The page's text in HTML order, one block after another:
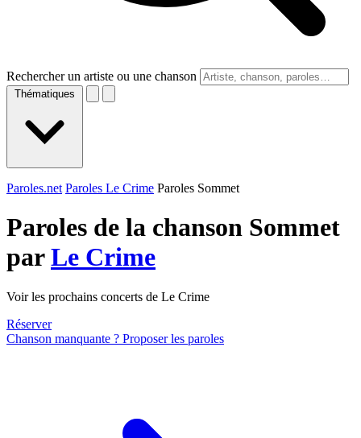
Rechercher un artiste ou une chanson
Thématiques
Paroles.net Paroles Le Crime Paroles Sommet
Paroles de la chanson Sommet
parLe Crime
Voir les prochains concerts de Le Crime
Réserver
Chanson manquante ? Proposer les paroles